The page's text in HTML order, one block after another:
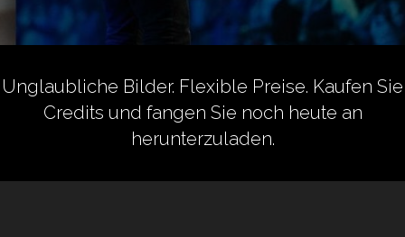
Unglaubliche Bilder. Flexible Preise. Kaufen Sie
Credits und fangen Sie noch heute an
herunterzuladen.